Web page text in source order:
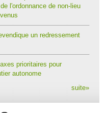
l'ordonnance de non-lieu
un redressement
prioritaires pour
autonome
suite»